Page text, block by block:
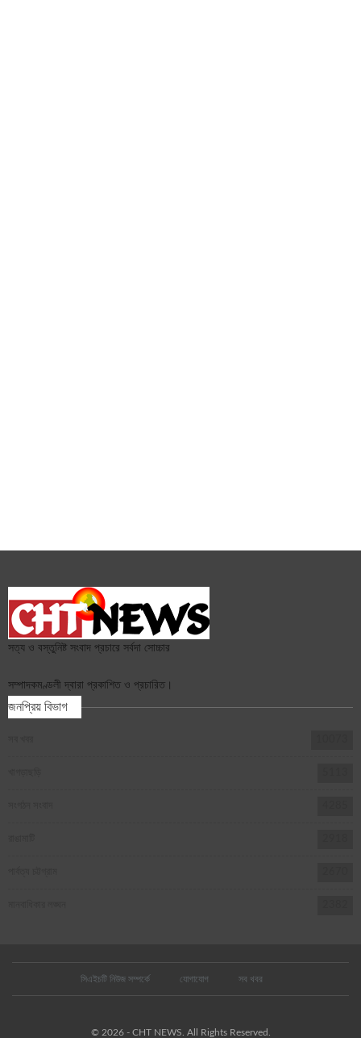
সত্য ও বস্তুনিষ্ট সংবাদ প্রচারে সর্বদা সোচ্চার
সম্পাদকমণ্ডলী দ্বারা প্রকাশিত ও প্রচারিত।
জনপ্রিয় বিভাগ
সিএইচটি নিউজ সম্পর্কে যোগাযোগ সব খবর
© 2026 - CHT NEWS. All Rights Reserved.